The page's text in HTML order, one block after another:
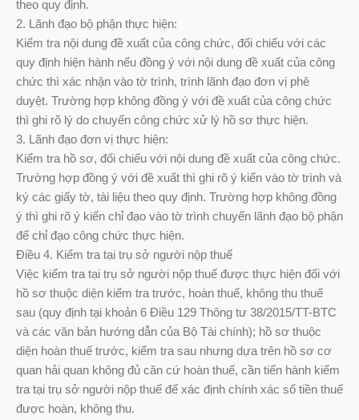
theo quy định.
2. Lãnh đạo bộ phận thực hiện:
Kiểm tra nội dung đề xuất của công chức, đối chiếu với các
quy định hiện hành nếu đồng ý với nội dung đề xuất của công
chức thì xác nhận vào tờ trình, trình lãnh đạo đơn vị phê
duyệt. Trường hợp không đồng ý với đề xuất của công chức
thì ghi rõ lý do chuyển công chức xử lý hồ sơ thực hiện.
3. Lãnh đạo đơn vị thực hiện:
Kiểm tra hồ sơ, đối chiếu với nội dung đề xuất của công chức.
Trường hợp đồng ý với đề xuất thì ghi rõ ý kiến vào tờ trình và
ký các giấy tờ, tài liệu theo quy định. Trường hợp không đồng
ý thì ghi rõ ý kiến chỉ đạo vào tờ trình chuyển lãnh đạo bộ phận
để chỉ đạo công chức thực hiện.
Điều 4. Kiểm tra tại trụ sở người nộp thuế
Việc kiểm tra tại trụ sở người nộp thuế được thực hiện đối với
hồ sơ thuộc diện kiểm tra trước, hoàn thuế, không thu thuế
sau (quy định tại khoản 6 Điều 129 Thông tư 38/2015/TT-BTC
và các văn bản hướng dẫn của Bộ Tài chính); hồ sơ thuộc
diện hoàn thuế trước, kiểm tra sau nhưng dựa trên hồ sơ cơ
quan hải quan không đủ căn cứ hoàn thuế, cần tiến hành kiểm
tra tại trụ sở người nộp thuế để xác định chính xác số tiền thuế
được hoàn, không thu.